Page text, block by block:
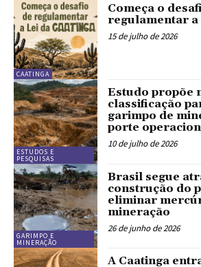
CAATINGA
Começa o
regulamentar a
15 de julho de 2026
ESTUDOS E
PESQUISAS
Estudo propõe
classificação
garimpo de
porte
10 de julho de 2026
GARIMPO E
MINERAÇÃO
Brasil segue
construção do
eliminar
mineração
26 de junho de 2026
A Caatinga